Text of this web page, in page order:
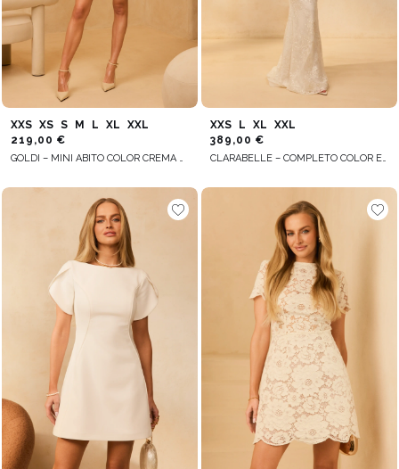
XXS XS S M L XL
XXL
219,00 €
GOLDI – MINI ABITO COLOR CREMA CON SCOLLO QUADRATO
XXS L XL
XXL
389,00 €
CLARABELLE – COMPLETO COLOR ECRU: CORSETTO + GONNA